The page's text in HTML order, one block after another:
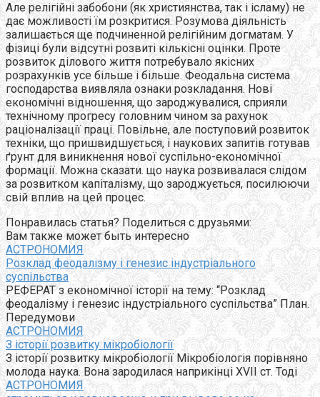
Але релігійні забобони (як християнства, так і ісламу) не
дає можливості їм розкритися. Розумова діяльність
залишається ще подчиненной релігійним догматам. У
фізиці були відсутні розвиті кількісні оцінки. Проте
розвиток ділового життя потребувало якісних
розрахунків усе більше і більше. Феодальна система
господарства виявляла ознаки розкладання. Нові
економічні відношення, що зароджувалися, сприяли
технічному прогресу головним чином за рахунок
раціоналізації праці. Повільне, але поступовий розвиток
техніки, що пришвидшується, і наукових запитів готував
ґрунт для виникнення нової суспільно-економічної
формації. Можна сказати. що наука розвивалася слідом
за розвитком капіталізму, що зароджується, посилюючи
свій вплив на цей процес.
Понравилась статья? Поделиться с друзьями:
Вам также может быть интересно
АСТРОНОМИЯ
Розклад феодалізму і генезис індустріального
суспільства
РЕФЕРАТ з економічної історії на тему: “Розклад
феодалізму і генезис індустріального суспільства” План.
Передумови
АСТРОНОМИЯ
З історії розвитку мікробіології
З історії розвитку мікробіології Мікробіологія порівняно
молода наука. Вона зародилася наприкінці XVII ст. Тоді
АСТРОНОМИЯ